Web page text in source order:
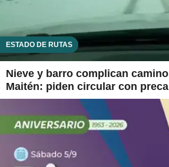
ESTADO DE RUTAS
Nieve y barro complican
Maitén: piden circular con